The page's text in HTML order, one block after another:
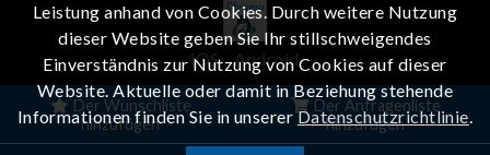
Der Wunschliste
hinzufügen
Der Anfragenliste
hinzufügen
iOS Android
Leistung anhand von Cookies. Durch weitere Nutzung
dieser Website geben Sie Ihr stillschweigendes
Einverständnis zur Nutzung von Cookies auf dieser
Website. Aktuelle oder damit in Beziehung stehende
Informationen finden Sie in unsererDatenschutzrichtlinie.